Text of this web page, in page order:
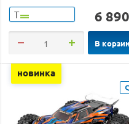
Т 6 890
В
новинка